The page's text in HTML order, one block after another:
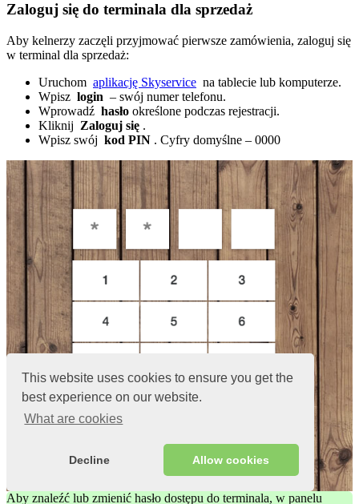
This website uses cookies to ensure you get the
best experience on our website.
What are cookies
Decline Allow cookies
Zaloguj się do terminala dla sprzedaż
Aby kelnerzy zaczęli przyjmować pierwsze zamówienia, zaloguj się
w terminal dla sprzedaż:
Uruchom aplikację Skyservice na tablecie lub komputerze.
Wpisz login – swój numer telefonu.
Wprowadź hasło określone podczas rejestracji.
Kliknij Zaloguj się .
Wpisz swój kod PIN . Cyfry domyślne – 0000
Aby znaleźć lub zmienić hasło dostępu do terminala, w panelu